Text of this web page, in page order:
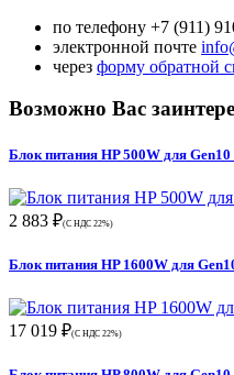
по телефону +7 (911)
электронной почте
через форму обратной
Возможно Вас
Блок питания HP 500W для
2 883 ₽(С НДС 22%)
Блок питания HP 1600W для
17 019 ₽(С НДС 22%)